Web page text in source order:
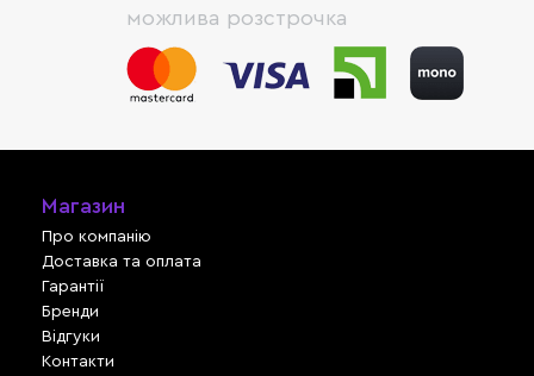
можлива розстрочка
Магазин
Про компанію
Доставка та оплата
Гарантії
Бренди
Відгуки
Контакти